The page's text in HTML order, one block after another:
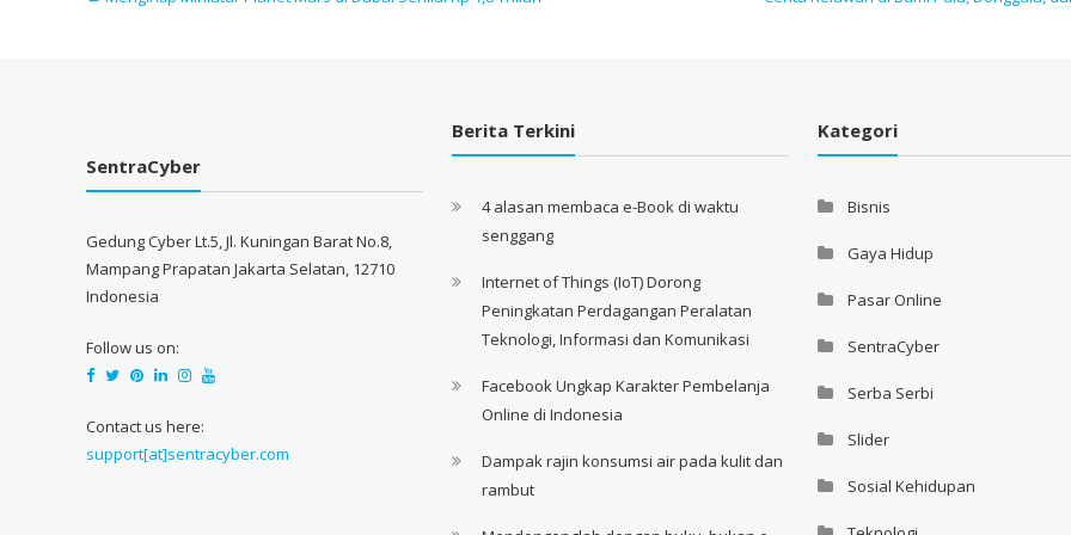
SentraCyber
Gedung Cyber Lt.5, Jl. Kuningan Barat No.8,
Mampang Prapatan Jakarta Selatan, 12710
Indonesia
Follow us on:
Contact us here:
support[at]sentracyber.com
Berita Terkini
4 alasan membaca e-Book di waktu
senggang
Internet of Things (IoT) Dorong
Peningkatan Perdagangan Peralatan
Teknologi, Informasi dan Komunikasi
Facebook Ungkap Karakter Pembelanja
Online di Indonesia
Dampak rajin konsumsi air pada kulit dan
rambut
Kategori
Bisnis
Gaya Hidup
Pasar Online
SentraCyber
Serba Serbi
Slider
Sosial Kehidupan